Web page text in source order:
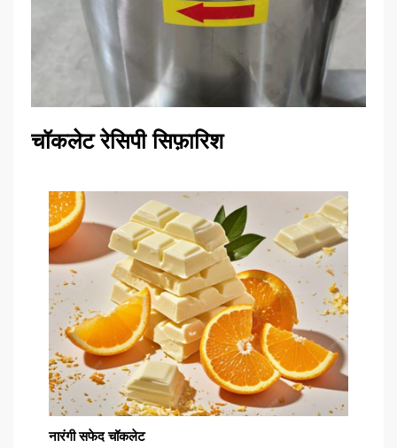
चॉकलेट रेसिपी सिफ़ारिश
नारंगी सफेद चॉकलेट